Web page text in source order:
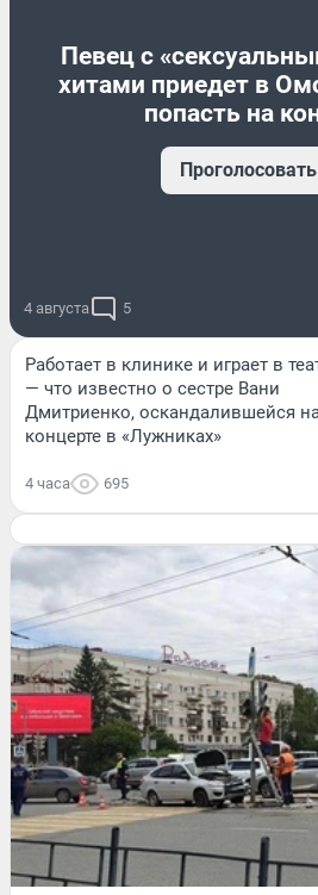
Певец с
хитами приедет в
попасть на
Проголосовать
4 августа 5
Работает в клинике и играет в
— что известно о сестре Вани
Дмитриенко, оскандалившейся
концерте в «Лужниках»
4 часа 695